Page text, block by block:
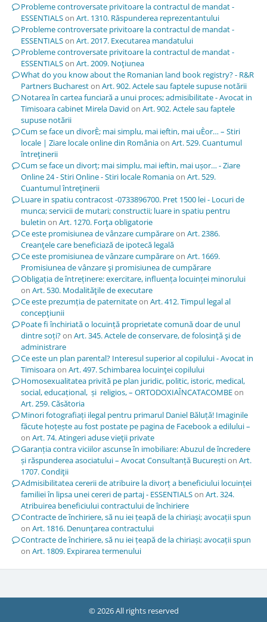
Probleme controversate privitoare la contractul de mandat -
ESSENTIALSon Art. 1310. Răspunderea reprezentantului
Probleme controversate privitoare la contractul de mandat -
ESSENTIALSon Art. 2017. Executarea mandatului
Probleme controversate privitoare la contractul de mandat -
ESSENTIALSon Art. 2009. Noţiunea
What do you know about the Romanian land book registry? - R&R
Partners Buchareston Art. 902. Actele sau faptele supuse notării
Notarea în cartea funciară a unui proces; admisibilitate - Avocat in
Timisoara cabinet Mirela David on Art. 902. Actele sau faptele
supuse notării
Cum se face un divorÈ; mai simplu, mai ieftin, mai uÈor… – Stiri
locale | Ziare locale online din Româniaon Art. 529. Cuantumul
întreţinerii
Cum se face un divorț; mai simplu, mai ieftin, mai ușor… - Ziare
Online 24 - Stiri Online - Stiri locale Romaniaon Art. 529.
Cuantumul întreţinerii
Luare in spatiu contracost -0733896700. Pret 1500 lei - Locuri de
munca; servicii de mutari; constructii; luare in spatiu pentru
buletin on Art. 1270. Forţa obligatorie
Ce este promisiunea de vânzare cumpărareon Art. 2386.
Creanţele care beneficiază de ipotecă legală
Ce este promisiunea de vânzare cumpărareon Art. 1669.
Promisiunea de vânzare şi promisiunea de cumpărare
Obligația de întreținere: exercitare, influența locuinței minorului
on Art. 530. Modalităţile de executare
Ce este prezumția de paternitateon Art. 412. Timpul legal al
concepţiunii
Poate fi închiriată o locuință proprietate comună doar de unul
dintre soți?on Art. 345. Actele de conservare, de folosinţă şi de
administrare
Ce este un plan parental? Interesul superior al copilului - Avocat in
Timisoaraon Art. 497. Schimbarea locuinţei copilului
Homosexualitatea privită pe plan juridic, politic, istoric, medical,
social, educațional, și religios, – ORTODOXIAÎNCATACOMBEon
Art. 259. Căsătoria
Minori fotografiați ilegal pentru primarul Daniel Băluță! Imaginile
făcute hoțește au fost postate pe pagina de Facebook a edilului –
on Art. 74. Atingeri aduse vieţii private
Garanția contra viciilor ascunse în imobiliare: Abuzul de încredere
și răspunderea asociatului – Avocat Consultanță Bucureștion Art.
1707. Condiţii
Admisibilitatea cererii de atribuire la divorț a beneficiului locuinței
familiei în lipsa unei cereri de partaj - ESSENTIALSon Art. 324.
Atribuirea beneficiului contractului de închiriere
Contracte de închiriere, să nu iei țeapă de la chiriași; avocații spun
on Art. 1816. Denunţarea contractului
Contracte de închiriere, să nu iei țeapă de la chiriași; avocații spun
on Art. 1809. Expirarea termenului
© 2026 All rights reserved